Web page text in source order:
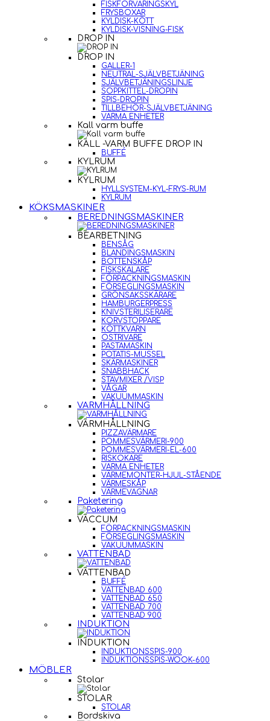
FISKFÖRVARINGSKYL
FRYSBOXAR
KYLDISK-KÖTT
KYLDISK-VISNING-FISK
DROP IN
DROP IN
GALLER-1
NEUTRAL-SJÄLVBETJÄNING
SJÄLVBETJÄNINGSLINJE
SOPPKITTEL-DROPIN
SPIS-DROPIN
TILLBEHÖR-SJÄLVBETJÄNING
VARMA ENHETER
Kall varm buffe
KALL -VARM BUFFE DROP IN
BUFFÉ
KYLRUM
KYLRUM
HYLLSYSTEM-KYL-FRYS-RUM
KYLRUM
KÖKSMASKINER
BEREDNINGSMASKINER
BEARBETNING
BENSÅG
BLANDINGSMASKIN
BOTTENSKÅP
FISKSKALARE
FÖRPACKNINGSMASKIN
FÖRSEGLINGSMASKIN
GRÖNSAKSSKÄRARE
HAMBURGERPRESS
KNIVSTERILISERARE
KORVSTOPPARE
KÖTTKVARN
OSTRIVARE
PASTAMASKIN
POTATIS-MUSSEL
SKÄRMASKINER
SNABBHACK
STAVMIXER /VISP
VÅGAR
VAKUUMMASKIN
VARMHÅLLNING
VARMHÅLLNING
PIZZAVÄRMARE
POMMESVÄRMERI-900
POMMESVÄRMERI-EL-600
RISKOKARE
VARMA ENHETER
VÄRMEMONTER-HJUL-STÅENDE
VÄRMESKÅP
VÄRMEVAGNAR
Paketering
VACCUM
FÖRPACKNINGSMASKIN
FÖRSEGLINGSMASKIN
VAKUUMMASKIN
VATTENBAD
VATTENBAD
BUFFÉ
VATTENBAD 600
VATTENBAD 650
VATTENBAD 700
VATTENBAD 900
INDUKTION
INDUKTION
INDUKTIONSSPIS-900
INDUKTIONSSPIS-WOOK-600
MÖBLER
Stolar
STOLAR
STOLAR
Bordskiva